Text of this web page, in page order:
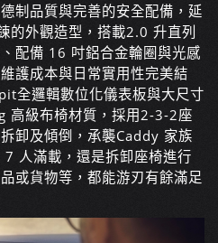
制品質與完善的安全配備，延
外觀造型，搭載2.0 升直列
配備 16 吋鋁合金輪圈與光感
護成本與日常實用性完美結
全邏輯數位化儀表板與大尺寸
高級布椅材質，採用2-3-2座
卸及傾倒，承襲Caddy 家族
人滿載，還是拆卸座椅進行
或貨物等，都能游刃有餘滿足